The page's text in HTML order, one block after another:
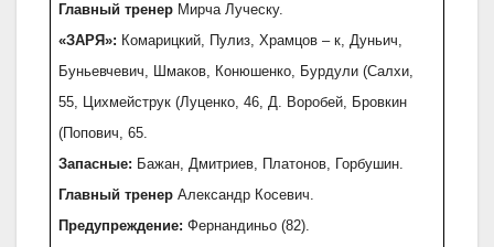
Главный тренер Мирча Луческу.
«ЗАРЯ»: Комарицкий, Пулиз, Храмцов – к, Дуньич,
Буньевчевич, Шмаков, Конюшенко, Бурдули (Салхи,
55, Цихмейструк (Луценко, 46, Д. Воробей, Бровкин
(Попович, 65.
Запасные: Бажан, Дмитриев, Платонов, Горбушин.
Главный тренер Александр Косевич.
Предупреждение: Фернандиньо (82).